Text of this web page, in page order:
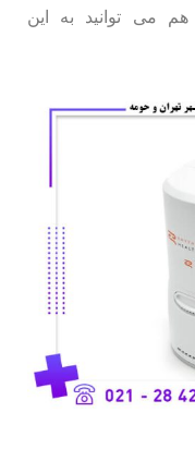
می توانید به این